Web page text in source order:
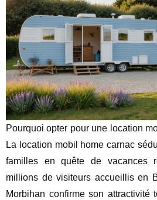
Pourquoi opter pour une location
La location mobil home carnac
familles en quête de vacances
millions de visiteurs accueillis en
Morbihan confirme son attractivité